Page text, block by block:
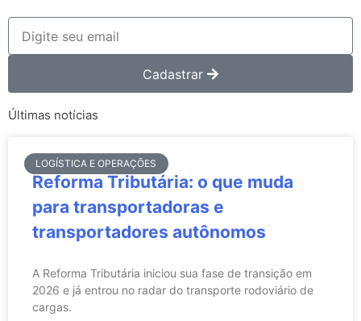
Cadastrar
Últimas notícias
LOGÍSTICA E OPERAÇÕES
Reforma Tributária: o que muda
para transportadoras e
transportadores autônomos
A Reforma Tributária iniciou sua fase de transição em
2026 e já entrou no radar do transporte rodoviário de
cargas.